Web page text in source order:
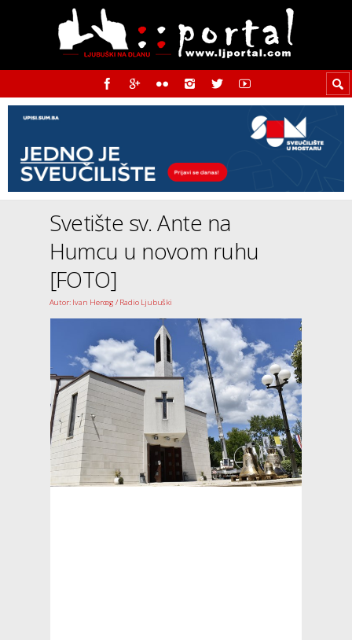
Svetište sv. Ante na
Humcu u novom ruhu
[FOTO]
Autor: Ivan Herceg / Radio Ljubuški